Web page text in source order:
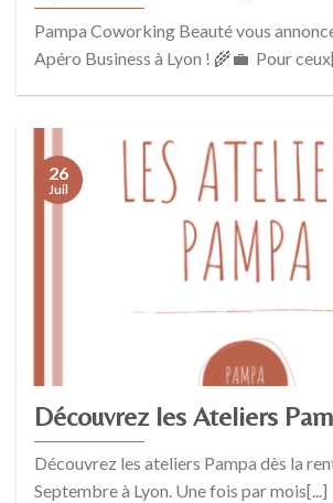
Pampa Coworking Beauté vous
Apéro Business à Lyon ! 🌾💼 Pour
Découvrez les Ateliers
Découvrez les ateliers Pampa dès la
Septembre à Lyon. Une fois par mois[...]
26
Juil